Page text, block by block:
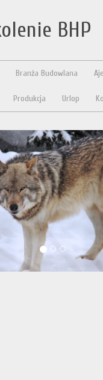
BHP
Branża Budowlana
Produkcja Urlop